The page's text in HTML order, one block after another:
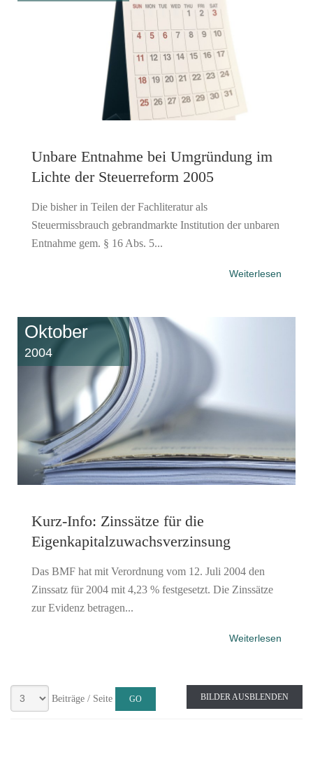
Unbare Entnahme bei Umgründung im
Lichte der Steuerreform 2005
Die bisher in Teilen der Fachliteratur als
Steuermissbrauch gebrandmarkte Institution der unbaren
Entnahme gem. § 16 Abs. 5...
Weiterlesen
Oktober
2004
Kurz-Info: Zinssätze für die
Eigenkapitalzuwachsverzinsung
Das BMF hat mit Verordnung vom 12. Juli 2004 den
Zinssatz für 2004 mit 4,23 % festgesetzt. Die Zinssätze
zur Evidenz betragen...
Weiterlesen
Beiträge / Seite BILDER AUSBLENDEN